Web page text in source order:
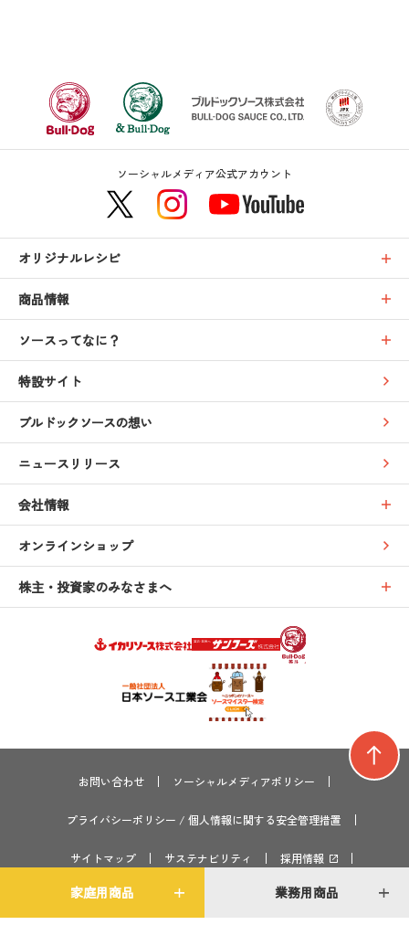
家庭用商品 業務用商品
ソーシャルメディア公式アカウント
オリジナルレシピ
商品情報
ソースってなに？
特設サイト
ブルドックソースの想い
ニュースリリース
会社情報
オンラインショップ
株主・投資家のみなさまへ
お問い合わせ ソーシャルメディアポリシー
プライバシーポリシー / 個人情報に関する安全管理措置
サイトマップ サステナビリティ 採用情報
GLOBAL